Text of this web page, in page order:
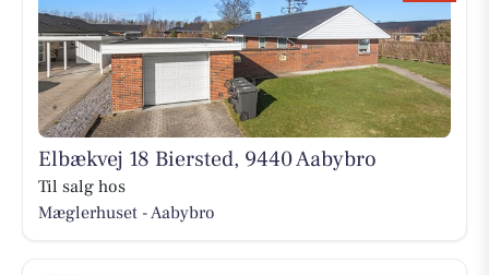
Elbækvej 18 Biersted, 9440 Aabybro
Til salg hos
Mæglerhuset - Aabybro